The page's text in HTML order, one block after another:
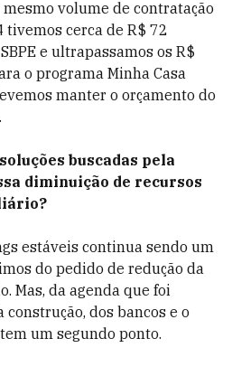
volume de contratação
tivemos cerca de R$ 72
e ultrapassamos os R$
o programa Minha Casa
manter o orçamento do
buscadas pela
diminuição de recursos
estáveis continua sendo um
do pedido de redução da
Mas, da agenda que foi
dos bancos e o
um segundo ponto.